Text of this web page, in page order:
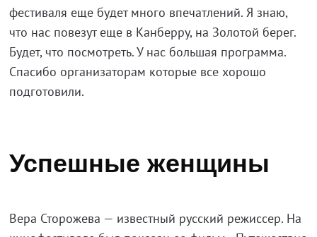
фестиваля еще будет много впечатлений. Я знаю,
что нас повезут еще в Канберру, на Золотой берег.
Будет, что посмотреть. У нас большая программа.
Спасибо организаторам которые все хорошо
подготовили.
Успешные женщины
Вера Сторожева — известный русский режиссер. На